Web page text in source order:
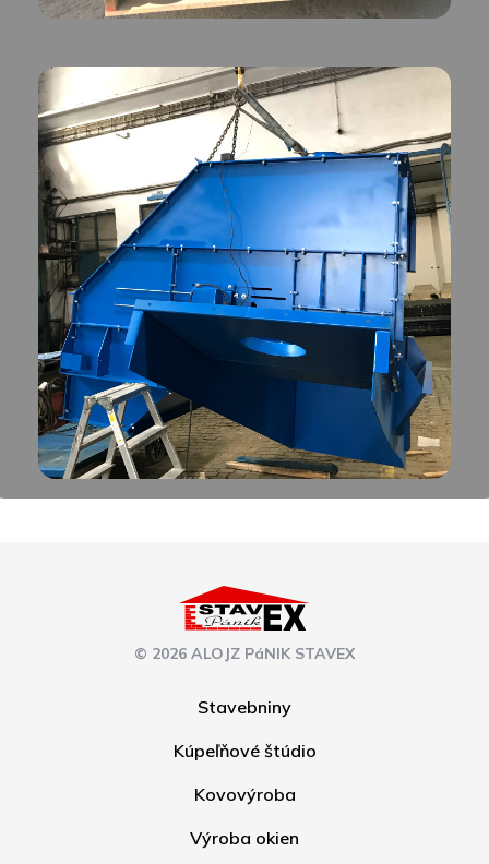
© 2026 ALOJZ PáNIK STAVEX
Stavebniny
Kúpeľňové štúdio
Kovovýroba
Výroba okien